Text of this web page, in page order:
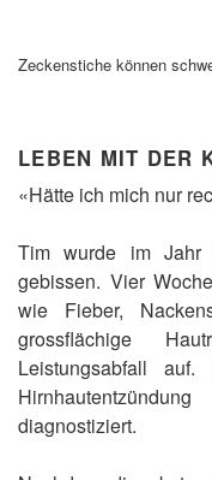
Zeckenstiche können
LEBEN MIT DER
«Hätte ich mich nur
Tim wurde im
gebissen. Vier
wie Fieber,
grossflächige
Leistungsabfall
diagnostiziert.